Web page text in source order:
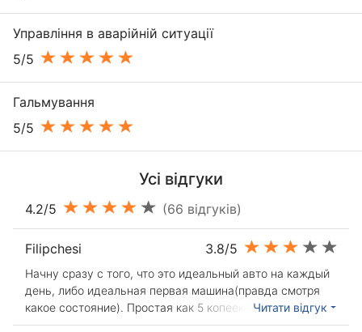
Управління в аварійній ситуації
5/5
Гальмування
5/5
Усі відгуки
4.2/5 (66 відгуків)
Filipchesi 3.8/5
Начну сразу с того, что это идеальный авто на каждый
день, либо идеальная первая машина(правда смотря
какое состояние). Простая как 5 копеек и очень
надежная. Покупалась на сезон, чтобы в тепле кататься
Читати відгук